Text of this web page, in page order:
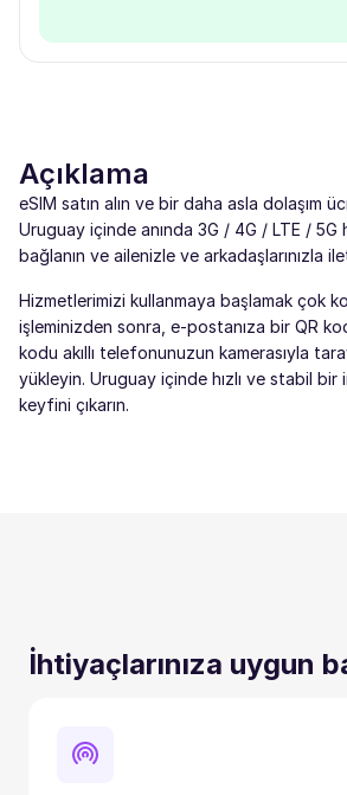
Açıklama
eSIM satın alın ve bir daha asla dolaşım
Uruguay içinde anında 3G / 4G / LTE / 5G
bağlanın ve ailenizle ve arkadaşlarınızla
Hizmetlerimizi kullanmaya başlamak çok
işleminizden sonra, e-postanıza bir QR
kodu akıllı telefonunuzun kamerasıyla
yükleyin. Uruguay içinde hızlı ve stabil bir
keyfini çıkarın.
İhtiyaçlarınıza uygun